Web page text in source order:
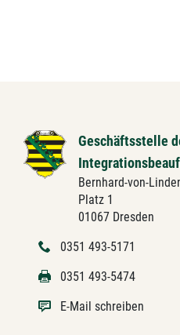
Geschäftsstelle
Bernhard-von-
Platz 1
01067 Dresden
0351 493-5171
0351 493-5474
E-Mail schreiben